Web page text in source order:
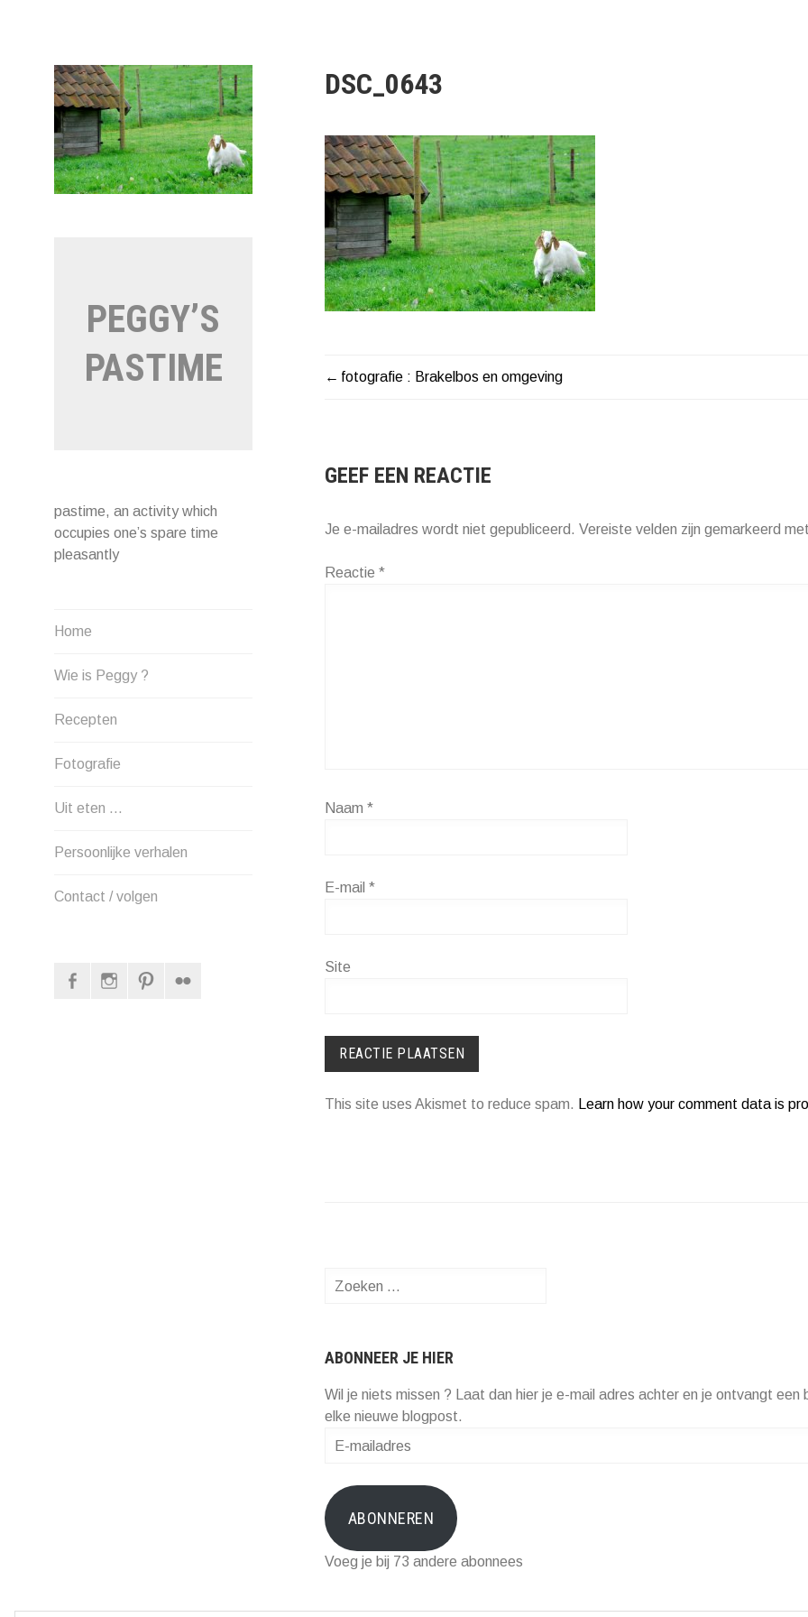
PEGGY’S
PASTIME
pastime, an activity which
occupies one’s spare time
pleasantly
Home
Wie is Peggy ?
Recepten
Fotografie
Uit eten …
Persoonlijke verhalen
Contact / volgen
FacebookInstagram
DSC_0643
BERICHT
fotografie : Brakelbos en omgeving
GEEF EEN REACTIE
Je e-mailadres wordt niet gepubliceerd. Vereiste velden zijn gemarkeerd
Reactie *
Naam *
E-mail *
Site
This site uses Akismet to reduce spam. Learn how your comment data is
Zoeken
ABONNEER JE HIER
Wil je niets missen ? Laat dan hier je e-mail adres achter en je ontvangt een
elke nieuwe blogpost.
E-
ABONNEREN
Voeg je bij 73 andere abonnees